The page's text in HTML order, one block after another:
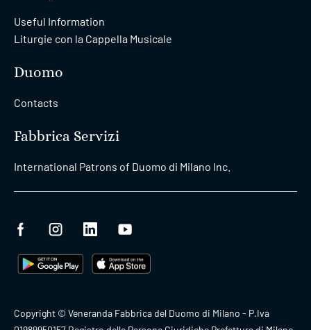
Useful Information
Liturgie con la Cappella Musicale
Duomo
Contacts
Fabbrica Servizi
International Patrons of Duomo di Milano Inc.
Copyright © Veneranda Fabbrica del Duomo di Milano - P.Iva